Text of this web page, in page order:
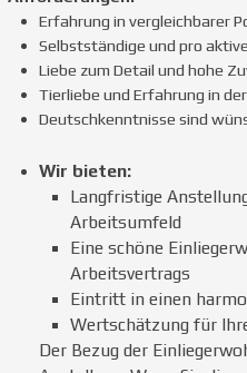
Erfahrung in vergleichbarer
Selbstständige und pro
Liebe zum Detail und hohe
Tierliebe und Erfahrung in
Deutschkenntnisse sind
Wir bieten:
Langfristige
Arbeitsumfeld
Eine schöne
Arbeitsvertrags
Eintritt in einen
Wertschätzung für
Der Bezug der